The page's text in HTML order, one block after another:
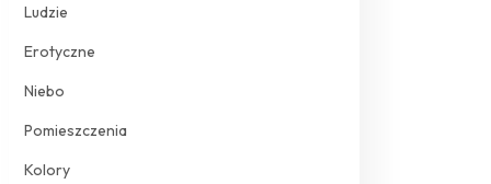
Ludzie
Erotyczne
Niebo
Pomieszczenia
Kolory